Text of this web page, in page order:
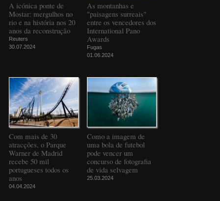
A icónica ponte de
Mostar: mergulhos no
rio e na história nos 20
anos da reconstrução
Reuters
30.07.2024
As montanhas e
"paisagens surreais"
entre os vencedores dos
International Pano
Awards
Fugas
01.06.2024
Com mais de 30
atracções, o Parque
Warner de Madrid
recebe 50 mil
portugueses todos os
anos
04.04.2024
Como a imagem de
uma bola de futebol
pode vencer um
concurso de fotografia
de vida selvagem
25.03.2024